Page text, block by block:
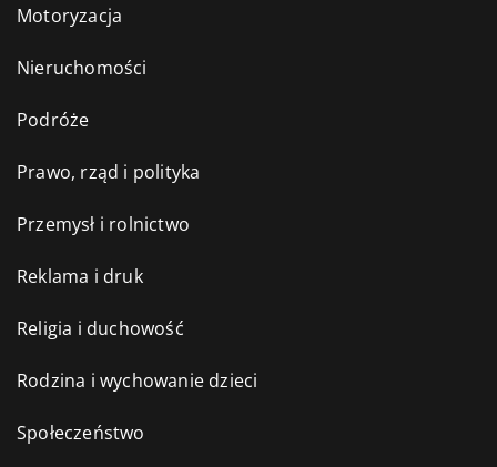
Motoryzacja
Nieruchomości
Podróże
Prawo, rząd i polityka
Przemysł i rolnictwo
Reklama i druk
Religia i duchowość
Rodzina i wychowanie dzieci
Społeczeństwo